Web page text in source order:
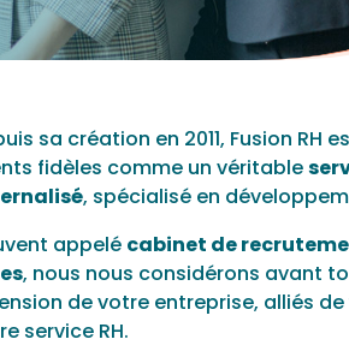
sa création en 2011, Fusion RH
fidèles comme un véritable
, spécialisé en
appelé cabinet de
, nous nous considérons avant
de votre entreprise, alliés
service RH.